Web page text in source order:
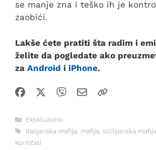
se manje zna i teško ih je
zaobići.
Lakše ćete pratiti šta radim i
želite da pogledate ako
za Android i iPhone.
Kategorije
Ekskluzivno
Oznake
italijanska mafija, mafija, sicilijanska mafija
Kontičeli